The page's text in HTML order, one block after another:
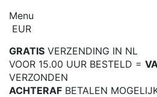
Menu
EUR
GRATIS VERZENDING IN NL
VOOR 15.00 UUR BESTELD =
VERZONDEN
ACHTERAF BETALEN